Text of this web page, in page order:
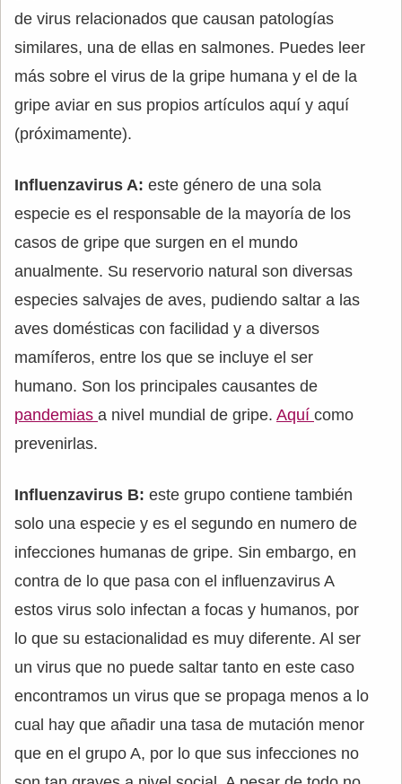
de virus relacionados que causan patologías
similares, una de ellas en salmones. Puedes leer
más sobre el virus de la gripe humana y el de la
gripe aviar en sus propios artículos aquí y aquí
(próximamente).
Influenzavirus A: este género de una sola
especie es el responsable de la mayoría de los
casos de gripe que surgen en el mundo
anualmente. Su reservorio natural son diversas
especies salvajes de aves, pudiendo saltar a las
aves domésticas con facilidad y a diversos
mamíferos, entre los que se incluye el ser
humano. Son los principales causantes de
pandemias a nivel mundial de gripe. Aquí como
prevenirlas.
Influenzavirus B: este grupo contiene también
solo una especie y es el segundo en numero de
infecciones humanas de gripe. Sin embargo, en
contra de lo que pasa con el influenzavirus A
estos virus solo infectan a focas y humanos, por
lo que su estacionalidad es muy diferente. Al ser
un virus que no puede saltar tanto en este caso
encontramos un virus que se propaga menos a lo
cual hay que añadir una tasa de mutación menor
que en el grupo A, por lo que sus infecciones no